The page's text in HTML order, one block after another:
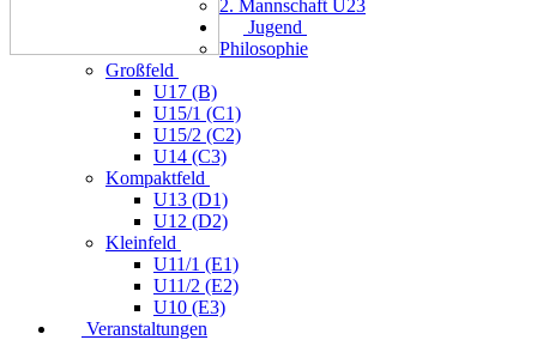
2. Mannschaft U23
Jugend
Philosophie
Großfeld
U17 (B)
U15/1 (C1)
U15/2 (C2)
U14 (C3)
Kompaktfeld
U13 (D1)
U12 (D2)
Kleinfeld
U11/1 (E1)
U11/2 (E2)
U10 (E3)
Veranstaltungen